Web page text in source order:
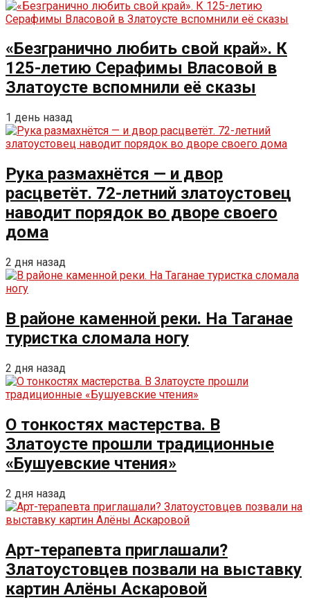
«Безгранично любить свой край». К
125-летию Серафимы Власовой в
Златоусте вспомнили её сказы
1 день назад
Рука размахнётся — и двор
расцветёт. 72-летний златоустовец
наводит порядок во дворе своего
дома
2 дня назад
В районе каменной реки. На Таганае
туристка сломала ногу
2 дня назад
О тонкостях мастерства. В
Златоусте прошли традиционные
«Бушуевские чтения»
2 дня назад
Арт-терапевта приглашали?
Златоустовцев позвали на выставку
картин Алёны Аскаровой